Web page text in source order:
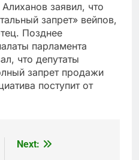
заявил, что
запрет» вейпов,
Позднее
парламента
что депутаты
запрет продажи
поступит от
Next: